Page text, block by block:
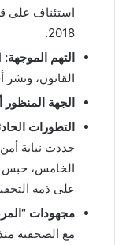
2018.
التهم الموجهة:
القانون، ونشر
الجهة المنظور
التطورات
جددت نيابة أمن
على ذمة
مجهودات